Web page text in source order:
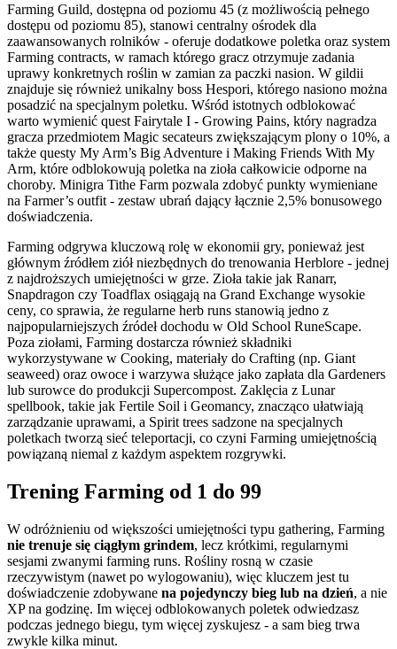
Farming Guild, dostępna od poziomu 45 (z możliwością pełnego
dostępu od poziomu 85), stanowi centralny ośrodek dla
zaawansowanych rolników - oferuje dodatkowe poletka oraz system
Farming contracts, w ramach którego gracz otrzymuje zadania
uprawy konkretnych roślin w zamian za paczki nasion. W gildii
znajduje się również unikalny boss Hespori, którego nasiono można
posadzić na specjalnym poletku. Wśród istotnych odblokować
warto wymienić quest Fairytale I - Growing Pains, który nagradza
gracza przedmiotem Magic secateurs zwiększającym plony o 10%, a
także questy My Arm’s Big Adventure i Making Friends With My
Arm, które odblokowują poletka na zioła całkowicie odporne na
choroby. Minigra Tithe Farm pozwala zdobyć punkty wymieniane
na Farmer’s outfit - zestaw ubrań dający łącznie 2,5% bonusowego
doświadczenia.
Farming odgrywa kluczową rolę w ekonomii gry, ponieważ jest
głównym źródłem ziół niezbędnych do trenowania Herblore - jednej
z najdroższych umiejętności w grze. Zioła takie jak Ranarr,
Snapdragon czy Toadflax osiągają na Grand Exchange wysokie
ceny, co sprawia, że regularne herb runs stanowią jedno z
najpopularniejszych źródeł dochodu w Old School RuneScape.
Poza ziołami, Farming dostarcza również składniki
wykorzystywane w Cooking, materiały do Crafting (np. Giant
seaweed) oraz owoce i warzywa służące jako zapłata dla Gardeners
lub surowce do produkcji Supercompost. Zaklęcia z Lunar
spellbook, takie jak Fertile Soil i Geomancy, znacząco ułatwiają
zarządzanie uprawami, a Spirit trees sadzone na specjalnych
poletkach tworzą sieć teleportacji, co czyni Farming umiejętnością
powiązaną niemal z każdym aspektem rozgrywki.
Trening Farming od 1 do 99
W odróżnieniu od większości umiejętności typu gathering, Farming
nie trenuje się ciągłym grindem, lecz krótkimi, regularnymi
sesjami zwanymi farming runs. Rośliny rosną w czasie
rzeczywistym (nawet po wylogowaniu), więc kluczem jest tu
doświadczenie zdobywane na pojedynczy bieg lub na dzień, a nie
XP na godzinę. Im więcej odblokowanych poletek odwiedzasz
podczas jednego biegu, tym więcej zyskujesz - a sam bieg trwa
zwykle kilka minut.